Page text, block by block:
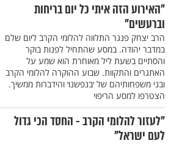
"האירוע הזה איתי כל יום בריחות
וברעשים"
הרב יצחק פנגר התלווה להלומי הקרב ליום שלם
במדבר יהודה. במסע שהתחיל לפנות בוקר
והסתיים בשעת ליל מאוחרת הוא שמע על
האתגרים והתקוות. שבוע ההוקרה להלומי הקרב
ובני משפחותיהם של ׳בנפשנו׳ והידברות ממשיך.
הצטרפו למסע הריפוי
"לעזור להלומי הקרב - החסד הכי גדול
לעם ישראל"